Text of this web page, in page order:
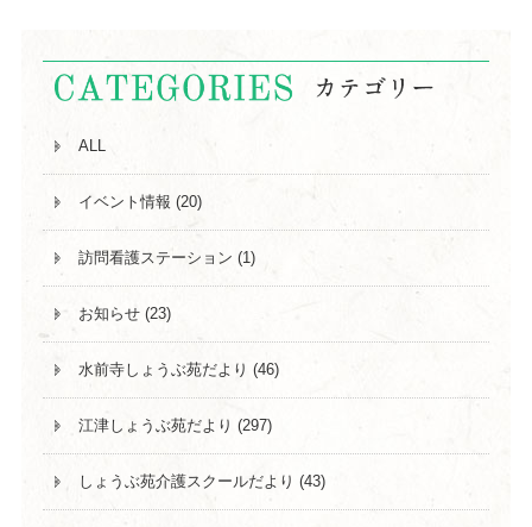
ALL
イベント情報 (20)
訪問看護ステーション (1)
お知らせ (23)
水前寺しょうぶ苑だより (46)
江津しょうぶ苑だより (297)
しょうぶ苑介護スクールだより (43)